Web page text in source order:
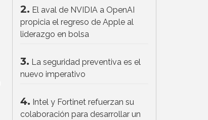
2. El aval de NVIDIA a OpenAI
propicia el regreso de Apple al
liderazgo en bolsa
3. La seguridad preventiva es el
nuevo imperativo
4. Intel y Fortinet refuerzan su
colaboración para desarrollar un